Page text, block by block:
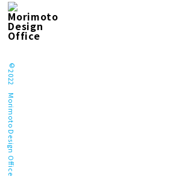
©2022 Morimoto Design Office